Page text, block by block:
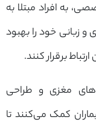
به افراد مبتلا به
زبانی خود را بهبود
برقرار کنند.
مغزی و طراحی
کمک می‌کنند تا